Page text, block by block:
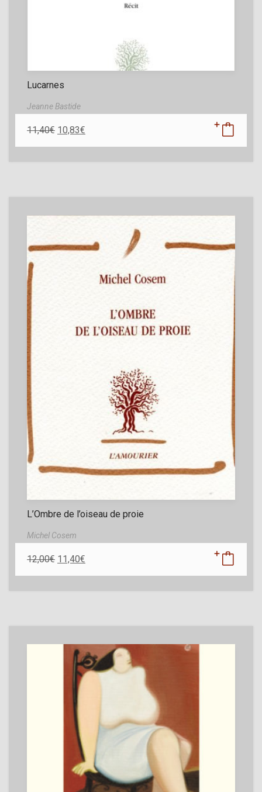
Lucarnes
Jeanne Bastide
11,40€ 10,83€
L’Ombre de l’oiseau de proie
Michel Cosem
12,00€ 11,40€